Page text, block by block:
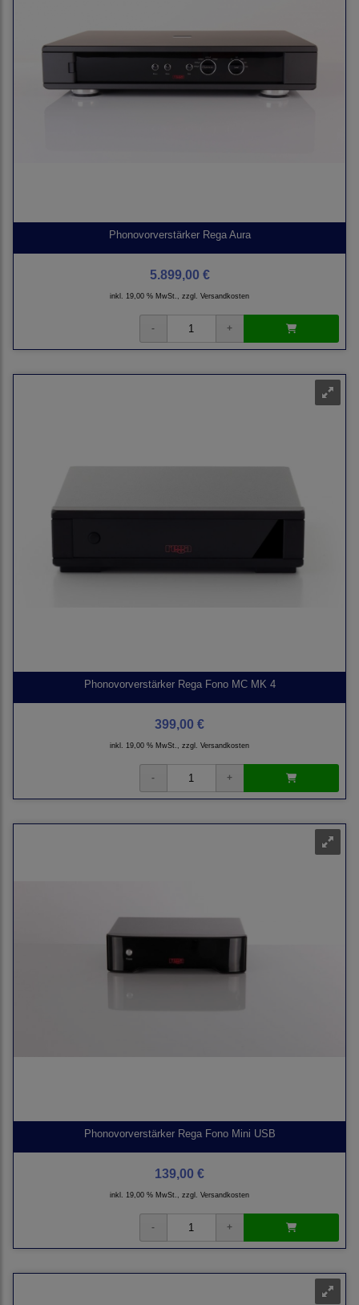
Phonovorverstärker Rega Aura
5.899,00 €
inkl. 19,00 % MwSt., zzgl. Versandkosten
Phonovorverstärker Rega Fono MC MK 4
399,00 €
inkl. 19,00 % MwSt., zzgl. Versandkosten
Phonovorverstärker Rega Fono Mini USB
139,00 €
inkl. 19,00 % MwSt., zzgl. Versandkosten